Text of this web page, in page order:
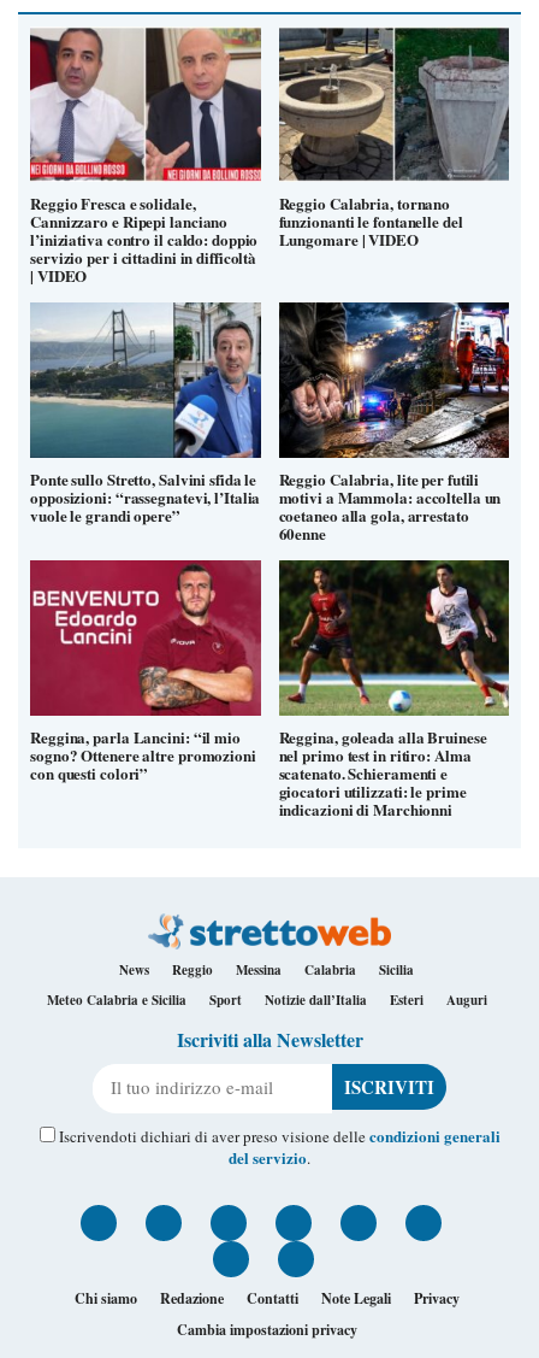
Reggio Fresca e solidale,
Cannizzaro e Ripepi lanciano
l’iniziativa contro il caldo: doppio
servizio per i cittadini in difficoltà
| VIDEO
Reggio Calabria, tornano
funzionanti le fontanelle del
Lungomare | VIDEO
Ponte sullo Stretto, Salvini sfida le
opposizioni: “rassegnatevi, l’Italia
vuole le grandi opere”
Reggio Calabria, lite per futili
motivi a Mammola: accoltella un
coetaneo alla gola, arrestato
60enne
Reggina, parla Lancini: “il mio
sogno? Ottenere altre promozioni
con questi colori”
Reggina, goleada alla Bruinese
nel primo test in ritiro: Alma
scatenato. Schieramenti e
giocatori utilizzati: le prime
indicazioni di Marchionni
News Reggio Messina Calabria
Sicilia
Meteo Calabria e Sicilia
Sport Notizie dall’Italia Esteri Auguri
Iscriviti alla Newsletter
Iscrivendoti dichiari di aver preso visione dellecondizioni generali
del servizio.
Chi siamo Redazione Contatti Note Legali
Privacy
Cambia impostazioni privacy